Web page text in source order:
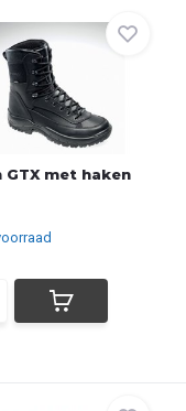
GTX met haken